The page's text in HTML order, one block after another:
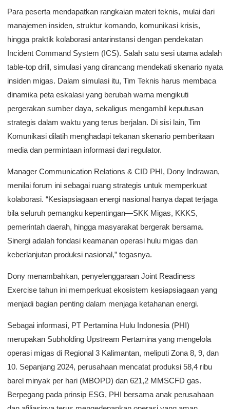
Para peserta mendapatkan rangkaian materi teknis, mulai dari
manajemen insiden, struktur komando, komunikasi krisis,
hingga praktik kolaborasi antarinstansi dengan pendekatan
Incident Command System (ICS). Salah satu sesi utama adalah
table-top drill, simulasi yang dirancang mendekati skenario nyata
insiden migas. Dalam simulasi itu, Tim Teknis harus membaca
dinamika peta eskalasi yang berubah warna mengikuti
pergerakan sumber daya, sekaligus mengambil keputusan
strategis dalam waktu yang terus berjalan. Di sisi lain, Tim
Komunikasi dilatih menghadapi tekanan skenario pemberitaan
media dan permintaan informasi dari regulator.
Manager Communication Relations & CID PHI, Dony Indrawan,
menilai forum ini sebagai ruang strategis untuk memperkuat
kolaborasi. “Kesiapsiagaan energi nasional hanya dapat terjaga
bila seluruh pemangku kepentingan—SKK Migas, KKKS,
pemerintah daerah, hingga masyarakat bergerak bersama.
Sinergi adalah fondasi keamanan operasi hulu migas dan
keberlanjutan produksi nasional,” tegasnya.
Dony menambahkan, penyelenggaraan Joint Readiness
Exercise tahun ini memperkuat ekosistem kesiapsiagaan yang
menjadi bagian penting dalam menjaga ketahanan energi.
Sebagai informasi, PT Pertamina Hulu Indonesia (PHI)
merupakan Subholding Upstream Pertamina yang mengelola
operasi migas di Regional 3 Kalimantan, meliputi Zona 8, 9, dan
10. Sepanjang 2024, perusahaan mencatat produksi 58,4 ribu
barel minyak per hari (MBOPD) dan 621,2 MMSCFD gas.
Berpegang pada prinsip ESG, PHI bersama anak perusahaan